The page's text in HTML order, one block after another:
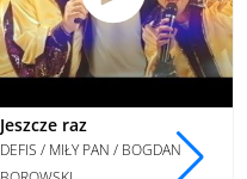
Jeszcze raz
DEFIS / MIŁY PAN / BOGDAN